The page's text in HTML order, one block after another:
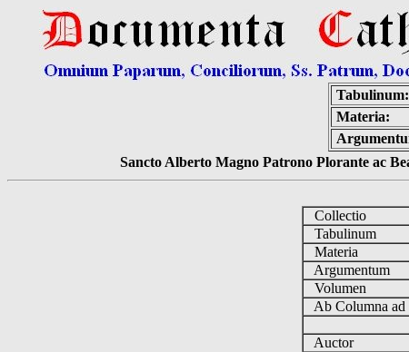
Tabulinum:
Materia:
Sancto Alberto Magno Patrono Plorante ac
Collectio
Tabulinum
Materia
Argumentum
Volumen
Ab Columna ad
Auctor